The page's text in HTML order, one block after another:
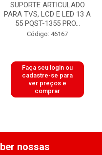
SUPORTE ARTICULADO
PARA TVS, LCD E LED 13 A
55 PQST-1355 PRO...
Código: 46167
Faça seu login ou
cadastre-se para
ver preços e
comprar
nossas